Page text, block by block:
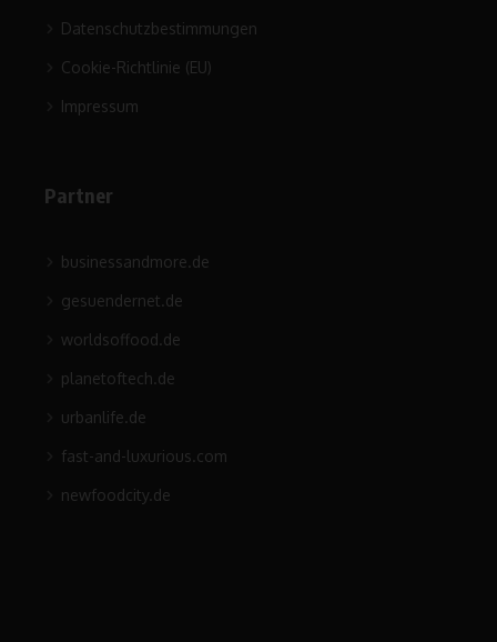
Datenschutzbestimmungen
Cookie-Richtlinie (EU)
Impressum
Partner
businessandmore.de
gesuendernet.de
worldsoffood.de
planetoftech.de
urbanlife.de
fast-and-luxurious.com
newfoodcity.de